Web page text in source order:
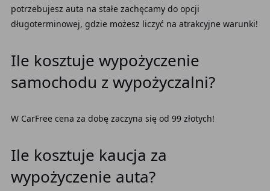
potrzebujesz auta na stałe zachęcamy do opcji
długoterminowej, gdzie możesz liczyć na atrakcyjne warunki!
Ile kosztuje wypożyczenie
samochodu z wypożyczalni?
W CarFree cena za dobę zaczyna się od 99 złotych!
Ile kosztuje kaucja za
wypożyczenie auta?